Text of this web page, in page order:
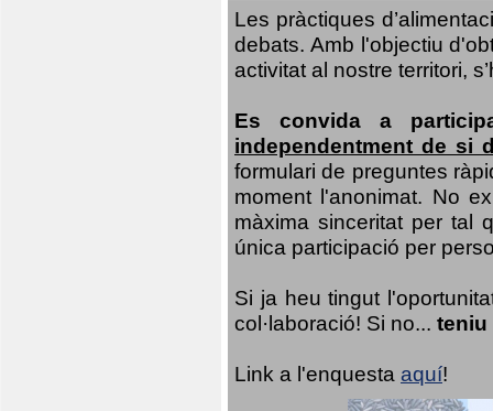
Les pràctiques
debats. Amb l'objectiu
activitat al nostre territori,
Es convida a
independentment de si
formulari de preguntes
moment l'anonimat. No
màxima sinceritat per tal
única participació per
Si ja heu tingut
col·laboració! Si no... teniu
Link a l'enquesta aquí!